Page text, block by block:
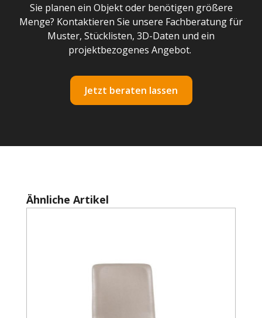
Sie planen ein Objekt oder benötigen größere
Menge? Kontaktieren Sie unsere Fachberatung für
Muster, Stücklisten, 3D-Daten und ein
projektbezogenes Angebot.
Jetzt beraten lassen
Produktgalerie überspringen
Ähnliche Artikel